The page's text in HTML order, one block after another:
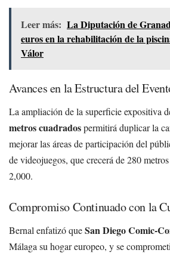
Leer más: La Diputación de
euros en la rehabilitación de la
Válor
Avances en la Estructura del
La ampliación de la superficie expositiva
metros cuadradospermitirá duplicar la
mejorar las áreas de participación del
de videojuegos, que crecerá de 280
2,000.
Compromiso Continuado con la
Bernal enfatizó queSan Diego Comic-
Málaga su hogar europeo, y se